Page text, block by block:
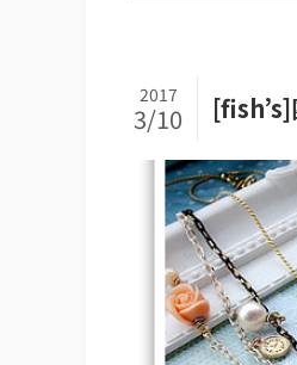
[fish’s]
2017
3/10